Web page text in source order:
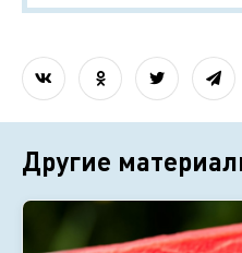
Другие